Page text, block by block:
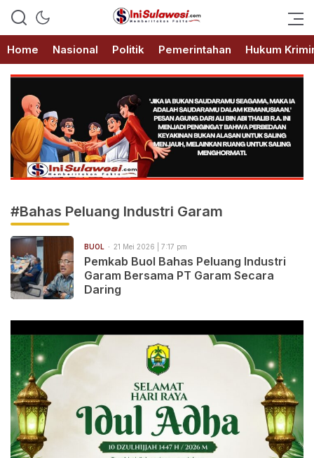
IniSulawesi.com
Memberitakan Fakta
Home
Nasional Politik Pemerintahan Hukum
#Bahas Peluang Industri Garam
BUOL 21 Mei 2026 | 7:17 pm
Pemkab Buol Bahas Peluang Industri
Garam Bersama PT Garam Secara
Daring